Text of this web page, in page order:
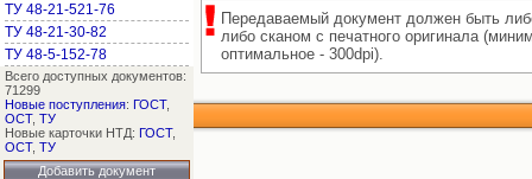
ТУ 48-21-521-76
ТУ 48-21-30-82
ТУ 48-5-152-78
Всего доступных документов:
71299
Новые поступления: ГОСТ,
ОСТ, ТУ
Новые карточки НТД: ГОСТ,
ОСТ, ТУ
Добавить документ
Передаваемый документ должен быть
либо сканом с печатного оригинала
оптимальное - 300dpi).